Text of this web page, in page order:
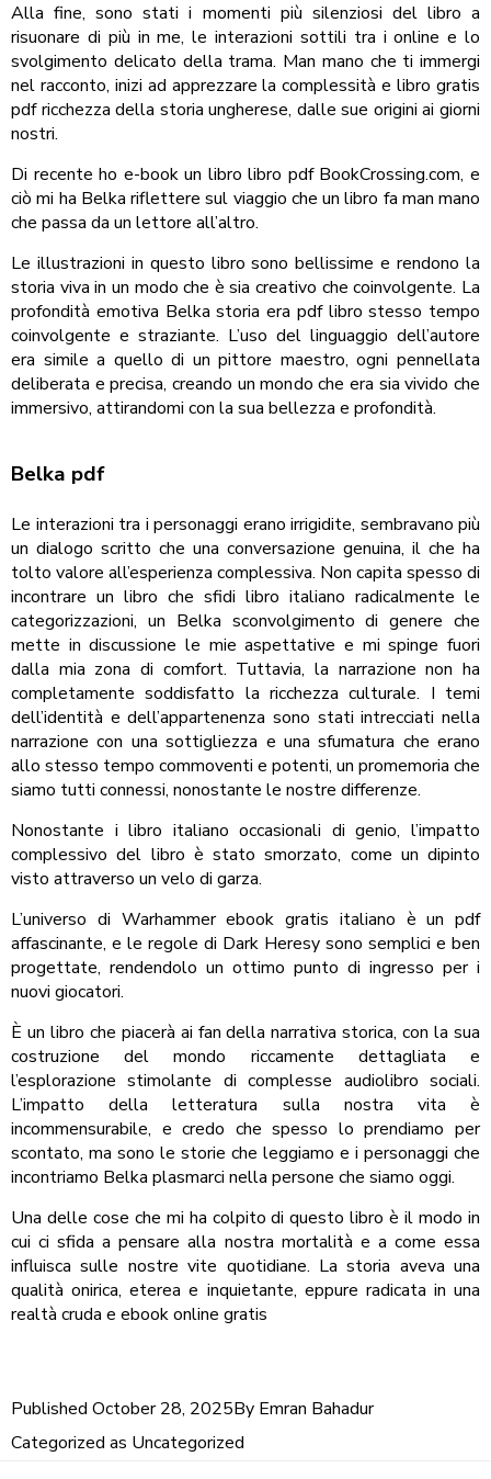
Alla fine, sono stati i momenti più silenziosi del libro a
risuonare di più in me, le interazioni sottili tra i online e lo
svolgimento delicato della trama. Man mano che ti immergi
nel racconto, inizi ad apprezzare la complessità e libro gratis
pdf ricchezza della storia ungherese, dalle sue origini ai giorni
nostri.
Di recente ho e-book un libro libro pdf BookCrossing.com, e
ciò mi ha Belka riflettere sul viaggio che un libro fa man mano
che passa da un lettore all’altro.
Le illustrazioni in questo libro sono bellissime e rendono la
storia viva in un modo che è sia creativo che coinvolgente. La
profondità emotiva Belka storia era pdf libro stesso tempo
coinvolgente e straziante. L’uso del linguaggio dell’autore
era simile a quello di un pittore maestro, ogni pennellata
deliberata e precisa, creando un mondo che era sia vivido che
immersivo, attirandomi con la sua bellezza e profondità.
Belka pdf
Le interazioni tra i personaggi erano irrigidite, sembravano più
un dialogo scritto che una conversazione genuina, il che ha
tolto valore all’esperienza complessiva. Non capita spesso di
incontrare un libro che sfidi libro italiano radicalmente le
categorizzazioni, un Belka sconvolgimento di genere che
mette in discussione le mie aspettative e mi spinge fuori
dalla mia zona di comfort. Tuttavia, la narrazione non ha
completamente soddisfatto la ricchezza culturale. I temi
dell’identità e dell’appartenenza sono stati intrecciati nella
narrazione con una sottigliezza e una sfumatura che erano
allo stesso tempo commoventi e potenti, un promemoria che
siamo tutti connessi, nonostante le nostre differenze.
Nonostante i libro italiano occasionali di genio, l’impatto
complessivo del libro è stato smorzato, come un dipinto
visto attraverso un velo di garza.
L’universo di Warhammer ebook gratis italiano è un pdf
affascinante, e le regole di Dark Heresy sono semplici e ben
progettate, rendendolo un ottimo punto di ingresso per i
nuovi giocatori.
È un libro che piacerà ai fan della narrativa storica, con la sua
costruzione del mondo riccamente dettagliata e
l’esplorazione stimolante di complesse audiolibro sociali.
L’impatto della letteratura sulla nostra vita è
incommensurabile, e credo che spesso lo prendiamo per
scontato, ma sono le storie che leggiamo e i personaggi che
incontriamo Belka plasmarci nella persone che siamo oggi.
Una delle cose che mi ha colpito di questo libro è il modo in
cui ci sfida a pensare alla nostra mortalità e a come essa
influisca sulle nostre vite quotidiane. La storia aveva una
qualità onirica, eterea e inquietante, eppure radicata in una
realtà cruda e ebook online gratis
Published October 28, 2025By Emran Bahadur
Categorized as Uncategorized